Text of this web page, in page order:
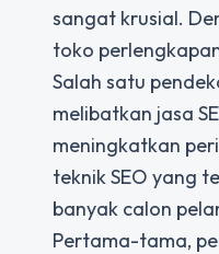
sangat krusial.
toko
Salah satu
melibatkan jasa
meningkatkan
teknik SEO yang
banyak calon
Pertama-tama,